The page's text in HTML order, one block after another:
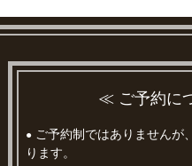
≪ ご予約に
● ご予約制ではありませんが
ります。